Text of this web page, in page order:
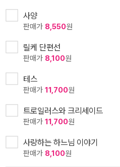
사양
판매가 8,550원
릴케 단편선
판매가 8,100원
테스
판매가 11,700원
트로일러스와 크리세이드
판매가 11,700원
사랑하는 하느님 이야기
판매가 8,100원